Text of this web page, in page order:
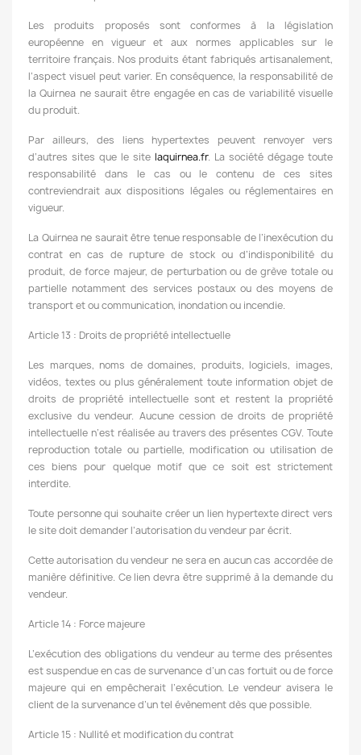
Les produits proposés sont conformes à la législation
européenne en vigueur et aux normes applicables sur le
territoire français. Nos produits étant fabriqués artisanalement,
l’aspect visuel peut varier. En conséquence, la responsabilité de
la Quirnea ne saurait être engagée en cas de variabilité visuelle
du produit.
Par ailleurs, des liens hypertextes peuvent renvoyer vers
d’autres sites que le site laquirnea.fr. La société dégage toute
responsabilité dans le cas ou le contenu de ces sites
contreviendrait aux dispositions légales ou réglementaires en
vigueur.
La Quirnea ne saurait être tenue responsable de l’inexécution du
contrat en cas de rupture de stock ou d’indisponibilité du
produit, de force majeur, de perturbation ou de grève totale ou
partielle notamment des services postaux ou des moyens de
transport et ou communication, inondation ou incendie.
Article 13 : Droits de propriété intellectuelle
Les marques, noms de domaines, produits, logiciels, images,
vidéos, textes ou plus généralement toute information objet de
droits de propriété intellectuelle sont et restent la propriété
exclusive du vendeur. Aucune cession de droits de propriété
intellectuelle n’est réalisée au travers des présentes CGV. Toute
reproduction totale ou partielle, modification ou utilisation de
ces biens pour quelque motif que ce soit est strictement
interdite.
Toute personne qui souhaite créer un lien hypertexte direct vers
le site doit demander l’autorisation du vendeur par écrit.
Cette autorisation du vendeur ne sera en aucun cas accordée de
manière définitive. Ce lien devra être supprimé à la demande du
vendeur.
Article 14 : Force majeure
L’exécution des obligations du vendeur au terme des présentes
est suspendue en cas de survenance d’un cas fortuit ou de force
majeure qui en empêcherait l’exécution. Le vendeur avisera le
client de la survenance d’un tel évènement dès que possible.
Article 15 : Nullité et modification du contrat